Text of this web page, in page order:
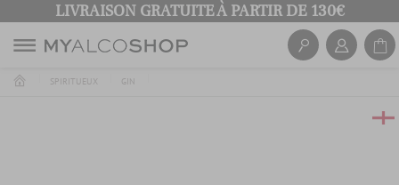
LIVRAISON GRATUITE À PARTIR DE 130€
SPIRITUEUX GIN